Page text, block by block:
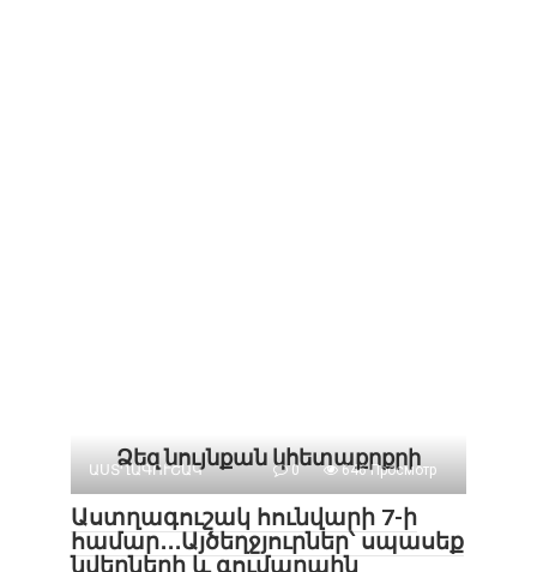
Ձեզ նույնքան կհետաքրքրի
ԱՍՏՂԱԳՈՒՇԱԿ 0 646 Просмотр
Աստղագուշակ հունվարի 7-ի
համար․․․Այծեղջյուրներ՝ սպասեք
նվերների և գումարաին